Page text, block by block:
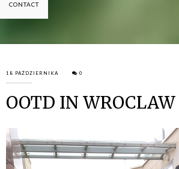
CONTACT
18 PAŹDZIERNIKA 0
OOTD IN WROCLAW